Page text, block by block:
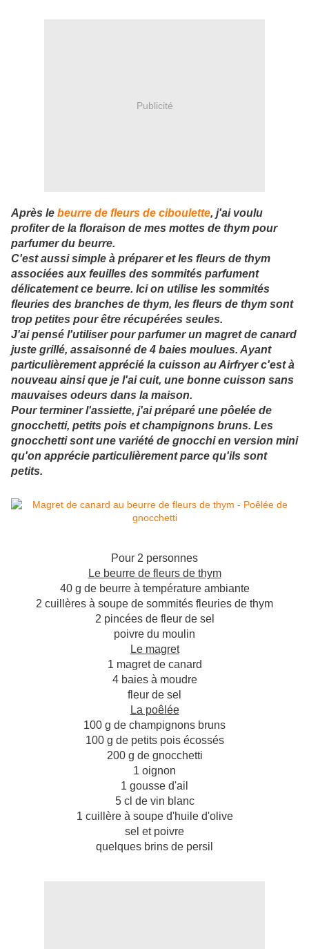
Publicité
Après le beurre de fleurs de ciboulette, j'ai voulu
profiter de la floraison de mes mottes de thym pour
parfumer du beurre.
C'est aussi simple à préparer et les fleurs de thym
associées aux feuilles des sommités parfument
délicatement ce beurre. Ici on utilise les sommités
fleuries des branches de thym, les fleurs de thym sont
trop petites pour être récupérées seules.
J'ai pensé l'utiliser pour parfumer un magret de canard
juste grillé, assaisonné de 4 baies moulues. Ayant
particulièrement apprécié la cuisson au Airfryer c'est à
nouveau ainsi que je l'ai cuit, une bonne cuisson sans
mauvaises odeurs dans la maison.
Pour terminer l'assiette, j'ai préparé une pôelée de
gnocchetti, petits pois et champignons bruns. Les
gnocchetti sont une variété de gnocchi en version mini
qu'on apprécie particulièrement parce qu'ils sont
petits.
Pour 2 personnes
Le beurre de fleurs de thym
40 g de beurre à température ambiante
2 cuillères à soupe de sommités fleuries de thym
2 pincées de fleur de sel
poivre du moulin
Le magret
1 magret de canard
4 baies à moudre
fleur de sel
La poêlée
100 g de champignons bruns
100 g de petits pois écossés
200 g de gnocchetti
1 oignon
1 gousse d'ail
5 cl de vin blanc
1 cuillère à soupe d'huile d'olive
sel et poivre
quelques brins de persil